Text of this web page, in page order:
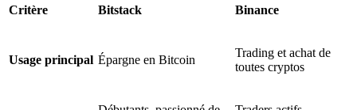
Critère Bitstack Binance
Usage principal Épargne en Bitcoin
Trading et achat de
toutes cryptos